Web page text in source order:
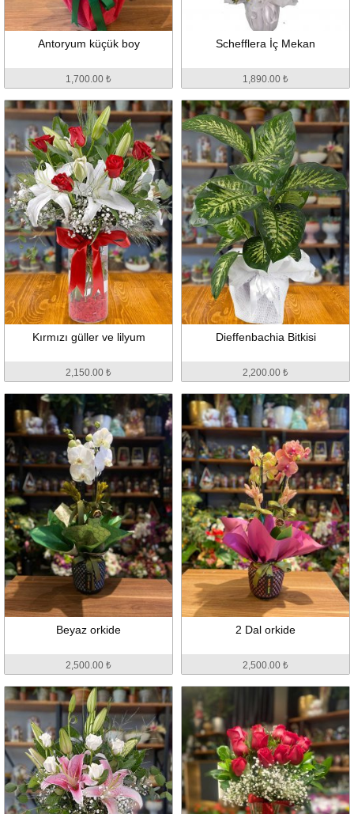
Antoryum küçük boy
1,700.00 ₺
Schefflera İç Mekan
1,890.00 ₺
Kırmızı güller ve lilyum
2,150.00 ₺
Dieffenbachia Bitkisi
2,200.00 ₺
Beyaz orkide
2,500.00 ₺
2 Dal orkide
2,500.00 ₺